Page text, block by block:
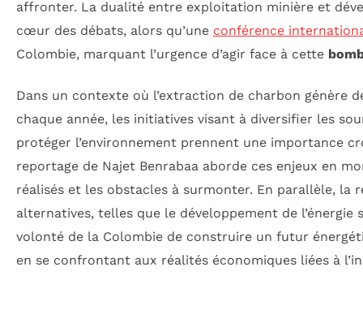
affronter. La dualité entre exploitation minière et
cœur des débats, alors qu’une conférence
Colombie, marquant l’urgence d’agir face à cette
Dans un contexte où l’extraction de charbon génère
chaque année, les initiatives visant à diversifier les
protéger l’environnement prennent une importance
reportage de Najet Benrabaa aborde ces enjeux en
réalisés et les obstacles à surmonter. En parallèle, la
alternatives, telles que le développement de l’énergie
volonté de la Colombie de construire un futur
en se confrontant aux réalités économiques liées à